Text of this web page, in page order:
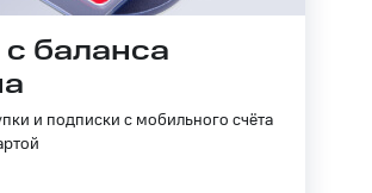
баланса
и подписки с мобильного счёта